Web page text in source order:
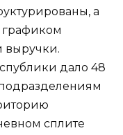
а
графиком
выручки.
дало 48
сплите